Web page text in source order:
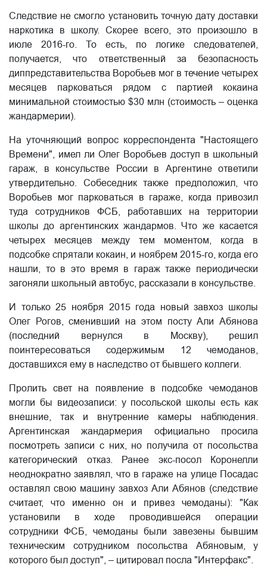
Следствие не смогло установить точную дату доставки
наркотика в школу. Скорее всего, это произошло в
июле 2016-го. То есть, по логике следователей,
получается, что ответственный за безопасность
диппредставительства Воробьев мог в течение четырех
месяцев парковаться рядом с партией кокаина
минимальной стоимостью $30 млн (стоимость – оценка
жандармерии).
На уточняющий вопрос корреспондента "Настоящего
Времени", имел ли Олег Воробьев доступ в школьный
гараж, в консульстве России в Аргентине ответили
утвердительно. Собеседник также предположил, что
Воробьев мог парковаться в гараже, когда привозил
туда сотрудников ФСБ, работавших на территории
школы до аргентинских жандармов. Что же касается
четырех месяцев между тем моментом, когда в
подсобке спрятали кокаин, и ноябрем 2015-го, когда его
нашли, то в это время в гараж также периодически
загоняли школьный автобус, рассказали в консульстве.
И только 25 ноября 2015 года новый завхоз школы
Олег Рогов, сменивший на этом посту Али Абянова
(последний вернулся в Москву), решил
поинтересоваться содержимым 12 чемоданов,
доставшихся ему в наследство от бывшего коллеги.
Пролить свет на появление в подсобке чемоданов
могли бы видеозаписи: у посольской школы есть как
внешние, так и внутренние камеры наблюдения.
Аргентинская жандармерия официально просила
посмотреть записи с них, но получила от посольства
категорический отказ. Ранее экс-посол Коронелли
неоднократно заявлял, что в гараже на улице Посадас
оставлял свою машину завхоз Али Абянов (следствие
считает, что именно он и привез чемоданы): "Как
установили в ходе проводившейся операции
сотрудники ФСБ, чемоданы были завезены бывшим
техническим сотрудником посольства Абяновым, у
которого был доступ", – цитировал посла "Интерфакс".